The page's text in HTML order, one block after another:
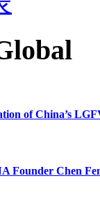
of China’s
Founder Chen